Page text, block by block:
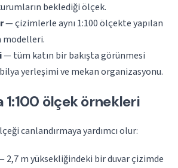
beklediği ölçek.
— çizimlerle aynı 1:100 ölçekte yapılan
modelleri.
— tüm katın bir bakışta görünmesi
yerleşimi ve mekan organizasyonu.
1:100 ölçek örnekleri
canlandırmaya yardımcı olur:
2,7 m yüksekliğindeki bir duvar çizimde